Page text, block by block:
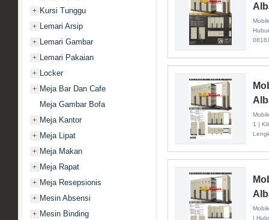
+ Kursi Tunggu
+ Lemari Arsip
+ Lemari Gambar
+ Lemari Pakaian
+ Locker
+ Meja Bar Dan Cafe
Meja Gambar Bofa
+ Meja Kantor
+ Meja Lipat
+ Meja Makan
+ Meja Rapat
+ Meja Resepsionis
+ Mesin Absensi
+ Mesin Binding
1 |
|